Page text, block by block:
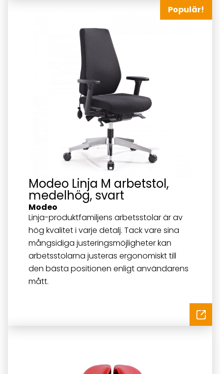
Populär!
Modeo Linja M arbetstol,
medelhög, svart
Modeo
Linja-produktfamiljens arbetsstolar är av
hög kvalitet i varje detalj. Tack vare sina
mångsidiga justeringsmöjligheter kan
arbetsstolarna justeras ergonomiskt till
den bästa positionen enligt användarens
mått.